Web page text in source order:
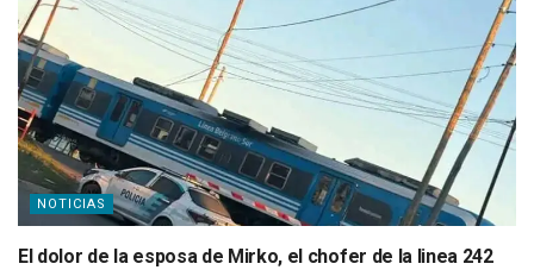
NOTICIAS
El dolor de la esposa de Mirko, el chofer de la linea 242